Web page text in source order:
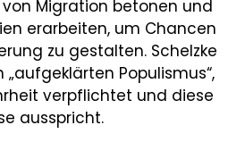
Migration betonen und
erarbeiten, um Chancen
zu gestalten. Schelzke
Populismus“,
verpflichtet und diese
ausspricht.